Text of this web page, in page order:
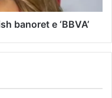
banoret e ‘BBVA’